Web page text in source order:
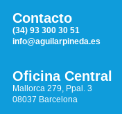
Contacto
(34) 93 300 30 51
info@aguilarpineda.es
Oficina Central
Mallorca 279, Ppal. 3
08037 Barcelona